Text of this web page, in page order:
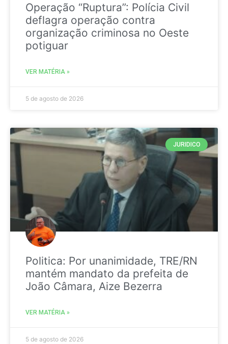
Operação “Ruptura”: Polícia Civil
deflagra operação contra
organização criminosa no Oeste
potiguar
VER MATÉRIA »
5 de agosto de 2026
JURIDICO
Politica: Por unanimidade, TRE/RN
mantém mandato da prefeita de
João Câmara, Aize Bezerra
VER MATÉRIA »
5 de agosto de 2026